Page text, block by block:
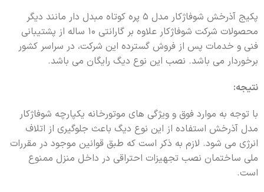
پکیج آذرخش شوفاژکار مدل 5 پره کوتاه مبدل دار مانند دیگر
محصولات شرکت شوفاژکار علاوه بر گارانتی 10 ساله از پشتیبانی
فنی و خدمات پس از فروش گسترده این شرکت، در سراسر کشور
برخوردار می باشد. نصب این نوع دیگ رایگان می باشد.
نتیجه:
با توجه به موارد فوق و ویژگی های موتورخانه یکپارچه شوفاژکار
مدل آذرخش استفاده از این نوع دیگ باعث جلوگیری از اتلاف
انرژی می شود. لازم به ذکر است که طبق قوانین موجود در مقررات
ملی ساختمان نصب تجهیزات احتراقی در داخل منزل ممنوع
است.